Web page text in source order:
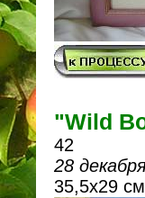
"Wild
42
28
35,5х29